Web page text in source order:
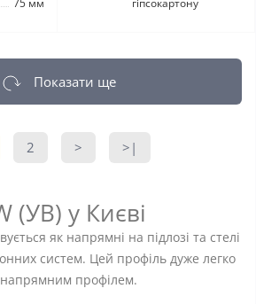
75 мм гіпсокартону
Показати ще
2 > >|
(УВ) у Києві
як напрямні на підлозі та стелі
систем. Цей профіль дуже легко
напрямним профілем.